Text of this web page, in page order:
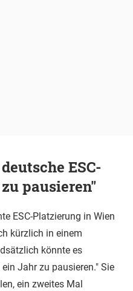
ESC-
pausieren"
ESC-Platzierung in Wien
kürzlich in einem
könnte es
Jahr zu pausieren." Sie
ein zweites Mal